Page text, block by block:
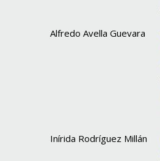
Alfredo Avella Guevara
Inírida Rodríguez Millán